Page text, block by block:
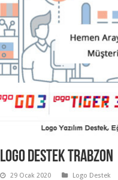
Logo Destek Trabzon
29 Ocak 2020 Logo Destek